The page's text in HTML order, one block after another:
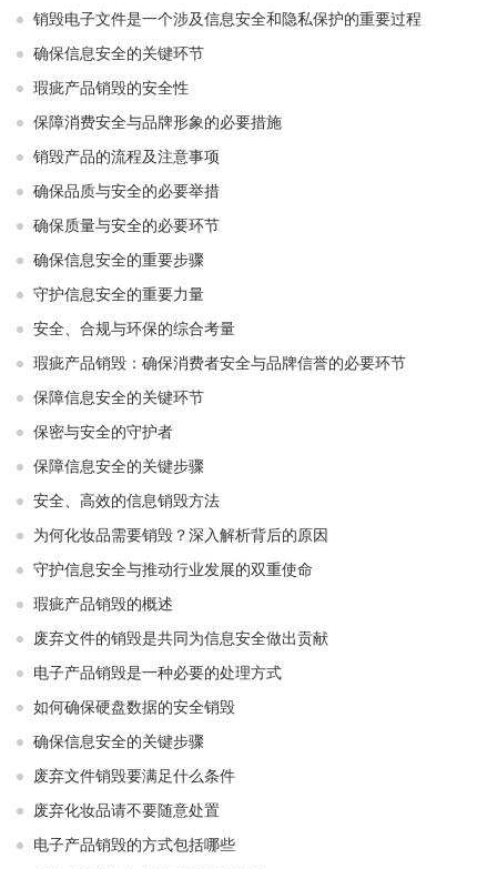
销毁电子文件是一个涉及信息安全和隐私保护的重要过程
确保信息安全的关键环节
瑕疵产品销毁的安全性
保障消费安全与品牌形象的必要措施
销毁产品的流程及注意事项
确保品质与安全的必要举措
确保质量与安全的必要环节
确保信息安全的重要步骤
守护信息安全的重要力量
安全、合规与环保的综合考量
瑕疵产品销毁：确保消费者安全与品牌信誉的必要环节
保障信息安全的关键环节
保密与安全的守护者
保障信息安全的关键步骤
安全、高效的信息销毁方法
为何化妆品需要销毁？深入解析背后的原因
守护信息安全与推动行业发展的双重使命
瑕疵产品销毁的概述
废弃文件的销毁是共同为信息安全做出贡献
电子产品销毁是一种必要的处理方式
如何确保硬盘数据的安全销毁
确保信息安全的关键步骤
废弃文件销毁要满足什么条件
废弃化妆品请不要随意处置
电子产品销毁的方式包括哪些